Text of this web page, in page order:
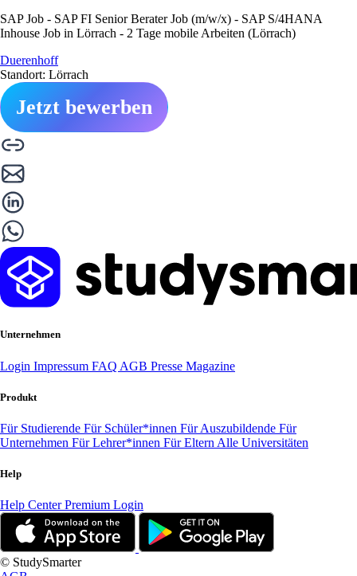
SAP Job - SAP FI Senior Berater Job (m/w/x) - SAP S/4HANA
Inhouse Job in Lörrach - 2 Tage mobile Arbeiten (Lörrach)
Duerenhoff
Standort: Lörrach
Jetzt bewerben
Unternehmen
Login Impressum FAQ AGB Presse Magazine
Produkt
Für Studierende Für Schüler*innen Für Auszubildende Für
Unternehmen Für Lehrer*innen Für Eltern Alle Universitäten
Help
Help CenterPremium Login
© StudySmarter